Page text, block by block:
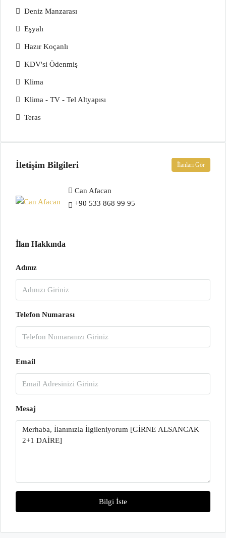
Deniz Manzarası
Eşyalı
Hazır Koçanlı
KDV'si Ödenmiş
Klima
Klima - TV - Tel Altyapısı
Teras
İletişim Bilgileri İlanları Gör
Can Afacan
+90 533 868 99 95
İlan Hakkında
Adınız
Telefon Numarası
Email
Mesaj
Bilgi İste